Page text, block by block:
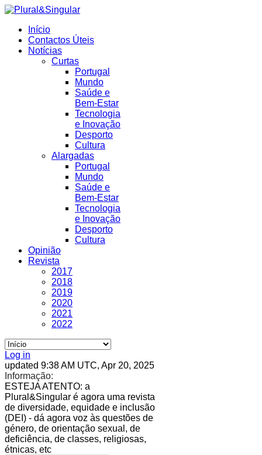
Início
Contactos Úteis
Notícias
Curtas
Portugal
Mundo
Saúde e
Bem-Estar
Tecnologia
e Inovação
Desporto
Cultura
Alargadas
Portugal
Mundo
Saúde e
Bem-Estar
Tecnologia
e Inovação
Desporto
Cultura
Opinião
Revista
2017
2018
2019
2020
2021
2022
Log in
updated 9:38 AM UTC, Apr 20, 2025
Informação:
ESTEJA ATENTO: a
Plural&Singular é agora uma revista
de diversidade, equidade e inclusão
(DEI) - dá agora voz às questões de
género, de orientação sexual, de
deficiência, de classes, religiosas,
étnicas, etc